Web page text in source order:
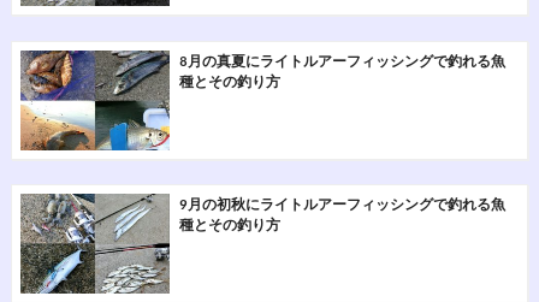
8月の真夏にライトルアーフィッシングで釣れる魚
種とその釣り方
9月の初秋にライトルアーフィッシングで釣れる魚
種とその釣り方